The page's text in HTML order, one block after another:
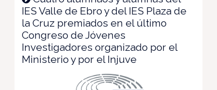
IES Valle de Ebro y del IES Plaza de
la Cruz premiados en el último
Congreso de Jóvenes
Investigadores organizado por el
Ministerio y por el Injuve